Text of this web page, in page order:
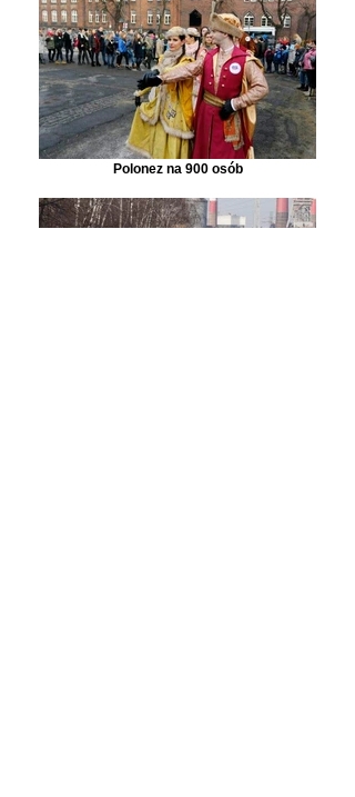
Polonez na 900 osób